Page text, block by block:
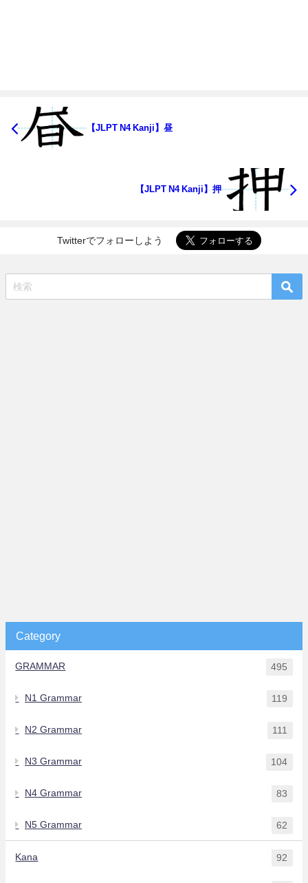
【JLPT N4 Kanji】昼
【JLPT N4 Kanji】押
Twitterでフォローしよう
Category
GRAMMAR 495
N1 Grammar 119
N2 Grammar 111
N3 Grammar 104
N4 Grammar 83
N5 Grammar 62
Kana 92